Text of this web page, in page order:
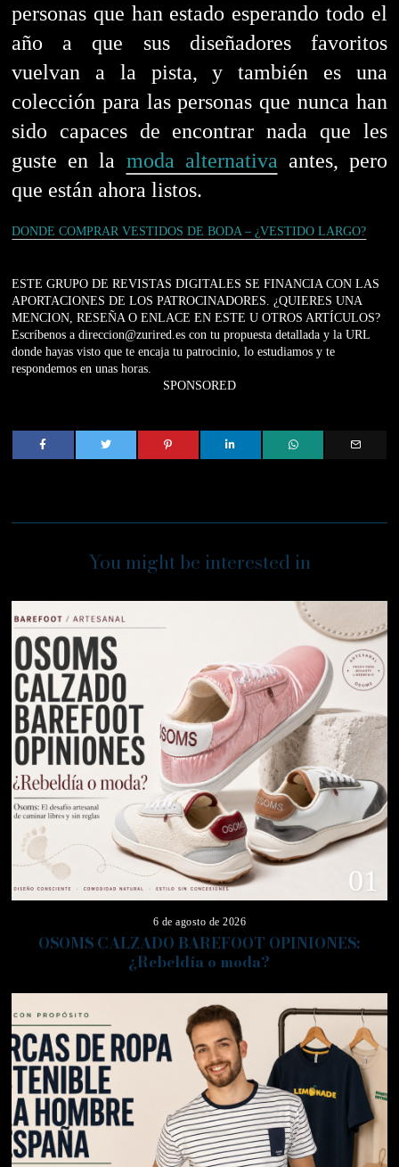
personas que han estado esperando todo el
año a que sus diseñadores favoritos
vuelvan a la pista, y también es una
colección para las personas que nunca han
sido capaces de encontrar nada que les
guste en la moda alternativa antes, pero
que están ahora listos.
DONDE COMPRAR VESTIDOS DE BODA – ¿VESTIDO LARGO?
ESTE GRUPO DE REVISTAS DIGITALES SE FINANCIA CON LAS
APORTACIONES DE LOS PATROCINADORES. ¿QUIERES UNA
MENCION, RESEÑA O ENLACE EN ESTE U OTROS ARTÍCULOS?
Escríbenos a direccion@zurired.es con tu propuesta detallada y la URL
donde hayas visto que te encaja tu patrocinio, lo estudiamos y te
respondemos en unas horas.
SPONSORED
You might be interested in
01
6 de agosto de 2026
OSOMS CALZADO BAREFOOT OPINIONES:
¿Rebeldía o moda?